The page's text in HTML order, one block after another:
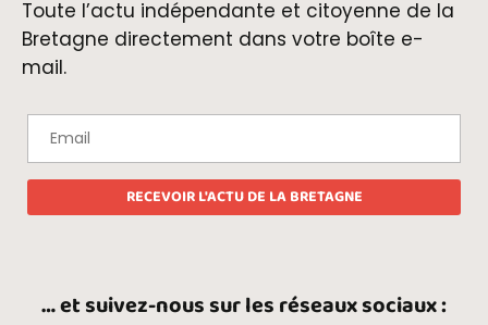
Toute l’actu indépendante et citoyenne de la
Bretagne directement dans votre boîte e-
mail.
… et suivez-nous sur les réseaux sociaux :